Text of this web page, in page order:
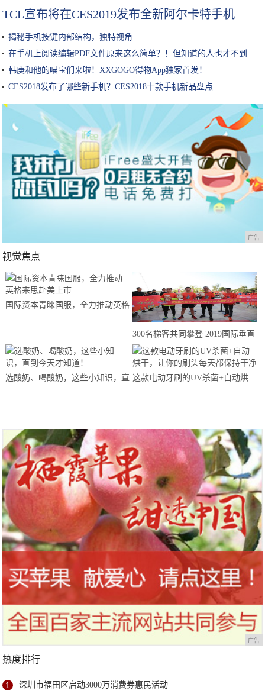
TCL宣布将在CES2019发布全新阿尔卡特手机
揭秘手机按键内部结构，独特视角
在手机上阅读编辑PDF文件原来这么简单？！但知道的人也才不到
25%
韩庚和他的喵宝们来啦！XXGOGO得物App独家首发！
CES2018发布了哪些新手机？CES2018十款手机新品盘点
广告
视觉焦点
国际资本青睐国服，全力推动英格
300名梯客共同攀登 2019国际垂直
马拉松超级精英赛顺德海骏达中心
站欢乐开跑
选酸奶、喝酸奶，这些小知识，直 这款电动牙刷的UV杀菌+自动烘
广告
热度排行
1 深圳市福田区启动3000万消费券惠民活动